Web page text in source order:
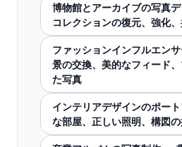
博物館とアーカイブの写真
コレクションの復元、強化
ファッションインフルエン
景の交換、美的なフィード
た写真
インテリアデザインのポー
な部屋、正しい照明、構図